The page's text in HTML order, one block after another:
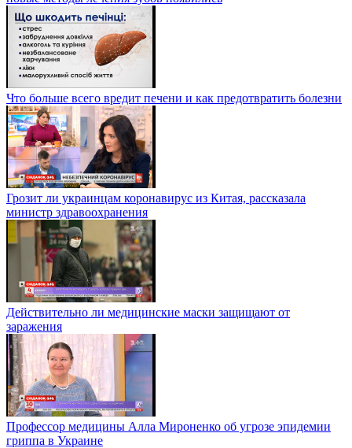
Что больше всего вредит печени и как предотвратить болезни
Грозит ли украинцам коронавирус из Китая, рассказала
министр здравоохранения
Действительно ли медицинские маски защищают от
заражения
Профессор медицины Алла Мироненко об угрозе эпидемии
гриппа в Украине